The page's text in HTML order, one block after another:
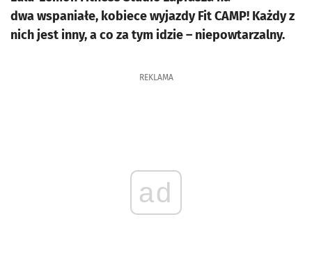
dwa wspaniałe, kobiece wyjazdy Fit CAMP! Każdy z
nich jest inny, a co za tym idzie – niepowtarzalny.
REKLAMA
ad